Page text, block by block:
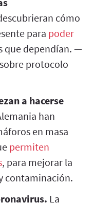
cómo
para poder
que dependían. —
protocolo
a hacerse
han
en masa
permiten
, para mejorar la
contaminación.
La